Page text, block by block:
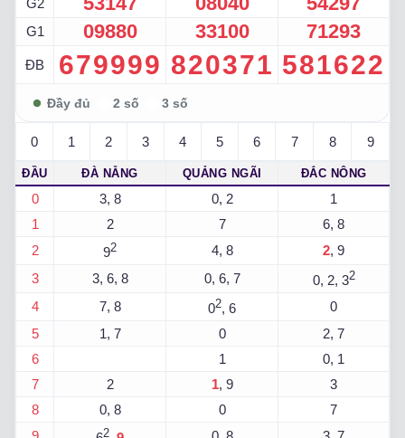
G2
G1 09880 33100 71293
ĐB 679999 820371 581622
0 1 2 3 4 5 6 7 8 9
ĐẦU ĐÀ NẴNG QUẢNG NGÃI ĐẮC NÔNG
0 3, 8 0, 2
1
1
2 7
6, 8
2
92 4, 8 2, 9
3
3, 6, 8 0, 6, 7 0, 2, 32
4 7, 8 02, 6
0
5
1, 7 0
2, 7
6
1
0, 1
7
2 1, 9
3
8
0, 8 0
7
2